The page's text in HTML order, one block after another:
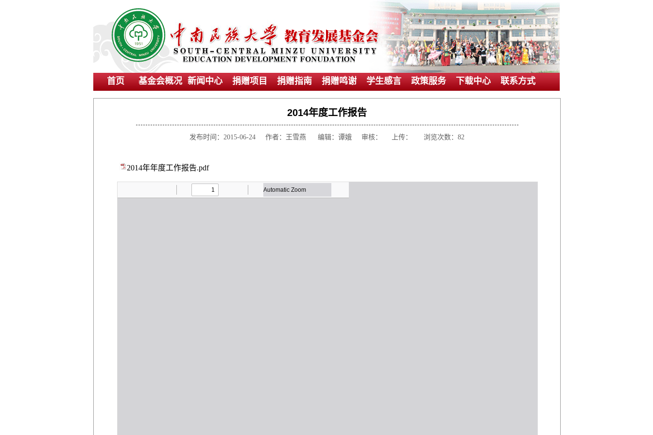
首页 基金会概况 新闻中心 捐赠项目 捐赠指南 捐赠鸣谢 学生感言 政策服务 下载中心 联系方式
2014年度工作报告
发布时间：2015-06-24 作者：王雪燕 编辑：谭娥 审核： 上传： 浏览次数： 82
2014年年度工作报告.pdf